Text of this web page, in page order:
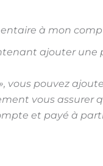
à mon
ajouter une
vous pouvez
vous assurer
et payé à